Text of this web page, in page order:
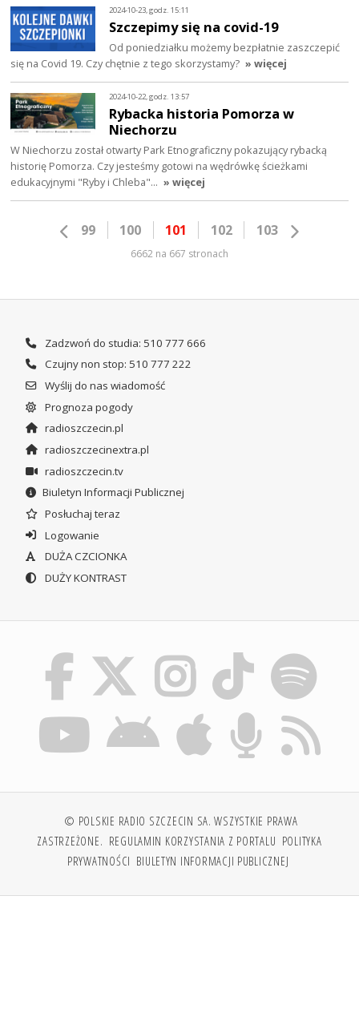
2024-10-23, godz. 15:11
Szczepimy się na covid-19
Od poniedziałku możemy bezpłatnie zaszczepić
się na Covid 19. Czy chętnie z tego skorzystamy? » więcej
2024-10-22, godz. 13:57
Rybacka historia Pomorza w
Niechorzu
W Niechorzu został otwarty Park Etnograficzny pokazujący rybacką
historię Pomorza. Czy jesteśmy gotowi na wędrówkę ścieżkami
edukacyjnymi "Ryby i Chleba"… » więcej
99 100 101 102 103
6662 na 667 stronach
Zadzwoń do studia: 510 777 666
Czujny non stop: 510 777 222
Wyślij do nas wiadomość
Prognoza pogody
radioszczecin.pl
radioszczecinextra.pl
radioszczecin.tv
Biuletyn Informacji Publicznej
Posłuchaj teraz
Logowanie
DUŻA CZCIONKA
DUŻY KONTRAST
© POLSKIE RADIO SZCZECIN SA. WSZYSTKIE PRAWA
ZASTRZEŻONE. REGULAMIN KORZYSTANIA Z PORTALU POLITYKA
PRYWATNOŚCI BIULETYN INFORMACJI PUBLICZNEJ